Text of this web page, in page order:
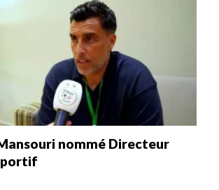
nommé Directeur